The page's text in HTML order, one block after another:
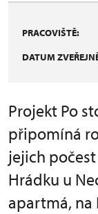
PRACOVIŠTĚ:
DATUM
Projekt Po
připomíná
jejich
Hrádku u
apartmá, na